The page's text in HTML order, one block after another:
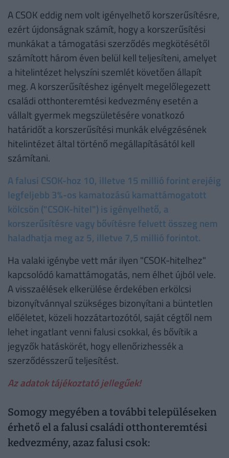
A CSOK eddig nem volt igényelhető korszerűsítésre,
ezért újdonságnak számít, hogy a korszerűsítési
munkákat a támogatási szerződés megkötésétől
számított három éven belül kell teljesíteni, amelyet
a hitelintézet helyszíni szemlét követően állapít
meg. A korszerűsítéshez igényelt megelőlegezett
családi otthonteremtési kedvezmény esetén a
vállalt gyermek megszületésére vonatkozó
határidőt a korszerűsítési munkák elvégzésének
hitelintézet által történő megállapításától kell
számítani.
A falusi CSOK-hoz 10, illetve 15 millió forint erejéig
legfeljebb 3%-os kamatozású kamattámogatott
kölcsön ("CSOK-hitel") is igényelhető, a
korszerűsítésre vagy bővítésre felvett összeg nem
haladhatja meg az 5, illetve 7,5 millió forintot.
Ha valaki igénybe vett már ilyen "CSOK-hitelhez"
kapcsolódó kamattámogatás, nem élhet újból vele.
A visszaélések elkerülése érdekében erkölcsi
bizonyítvánnyal szükséges bizonyítani a büntetlen
előéletet, közeli hozzátartozótól, saját cégtől nem
lehet ingatlant venni falusi csokkal, és bővítik a
jegyzők hatáskörét, hogy ellenőrizhessék a
szerződésszerű teljesítést.
Az adatok tájékoztató jellegűek!
Somogy megyében a további településeken
érhető el a falusi családi otthonteremtési
kedvezmény, azaz falusi csok: